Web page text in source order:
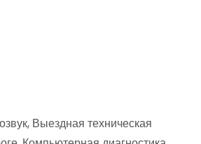
Выездная техническая